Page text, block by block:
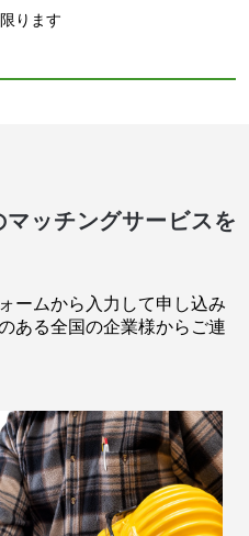
ります
ッチングサービスを
ームから入力して申し込み
ある全国の企業様からご連